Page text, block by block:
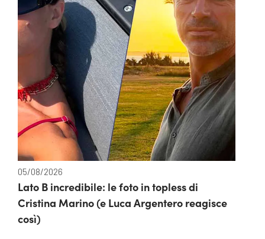
05/08/2026
Lato B incredibile: le foto in topless di
Cristina Marino (e Luca Argentero reagisce
così)